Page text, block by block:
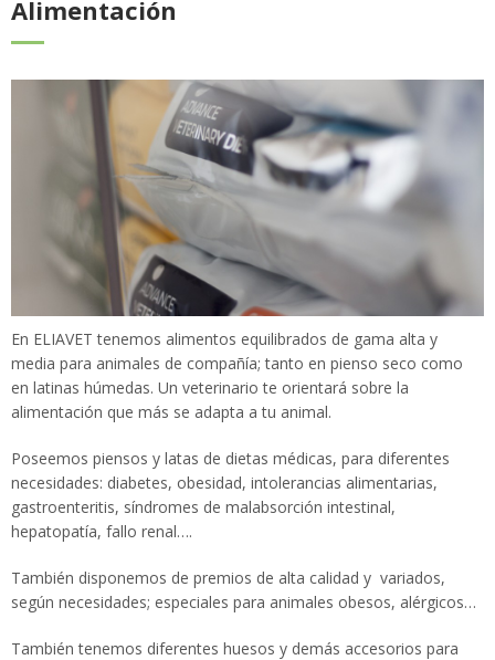
Alimentación
En ELIAVET tenemos alimentos equilibrados de gama alta y
media para animales de compañía; tanto en pienso seco como
en latinas húmedas. Un veterinario te orientará sobre la
alimentación que más se adapta a tu animal.
Poseemos piensos y latas de dietas médicas, para diferentes
necesidades: diabetes, obesidad, intolerancias alimentarias,
gastroenteritis, síndromes de malabsorción intestinal,
hepatopatía, fallo renal….
También disponemos de premios de alta calidad y variados,
según necesidades; especiales para animales obesos, alérgicos…
También tenemos diferentes huesos y demás accesorios para